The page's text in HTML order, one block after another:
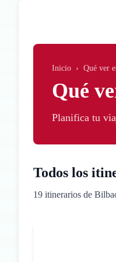
Inicio › Qué ver
Qué
Planifica tu
Todos los
19 itinerarios de